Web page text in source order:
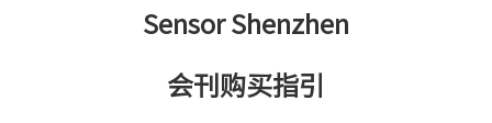
Sensor Shenzhen
会刊购买指引